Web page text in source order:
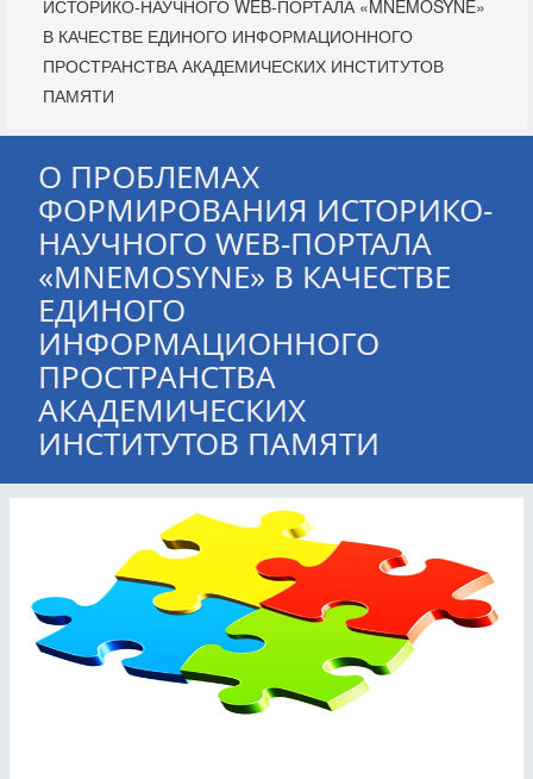
ИСТОРИКО-НАУЧНОГО WEB-ПОРТАЛА «MNEMOSYNE»
В КАЧЕСТВЕ ЕДИНОГО ИНФОРМАЦИОННОГО
ПРОСТРАНСТВА АКАДЕМИЧЕСКИХ ИНСТИТУТОВ
ПАМЯТИ
О ПРОБЛЕМАХ
ФОРМИРОВАНИЯ ИСТОРИКО-
НАУЧНОГО WEB-ПОРТАЛА
«MNEMOSYNE» В КАЧЕСТВЕ
ЕДИНОГО
ИНФОРМАЦИОННОГО
ПРОСТРАНСТВА
АКАДЕМИЧЕСКИХ
ИНСТИТУТОВ ПАМЯТИ